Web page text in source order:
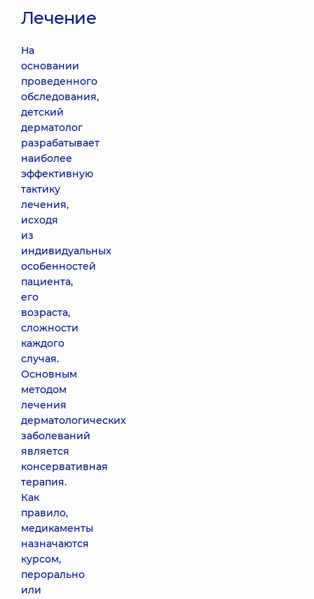
Лечение
На
основании
проведенного
обследования,
детский
дерматолог
разрабатывает
наиболее
эффективную
тактику
лечения,
исходя
из
индивидуальных
особенностей
пациента,
его
возраста,
сложности
каждого
случая.
Основным
методом
лечения
дерматологических
заболеваний
является
консервативная
терапия.
Как
правило,
медикаменты
назначаются
курсом,
перорально
или